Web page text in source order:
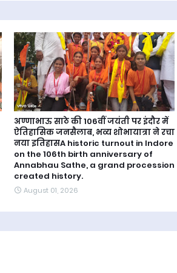
अण्णाभाऊ साठे की 106वीं जयंती पर इंदौर में
ऐतिहासिक जनसैलाब, भव्य शोभायात्रा ने रचा
नया इतिहासA historic turnout in Indore
on the 106th birth anniversary of
Annabhau Sathe, a grand procession
created history.
August 01, 2026